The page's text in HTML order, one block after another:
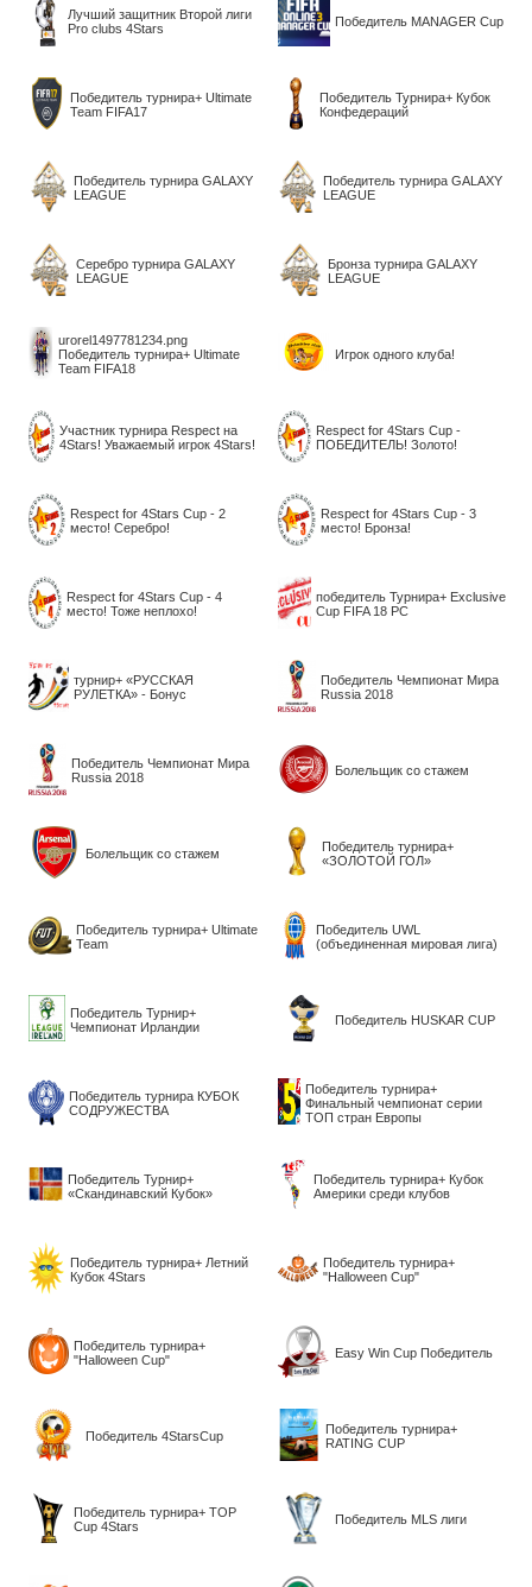
Лучший защитник Второй лиги
Pro clubs 4Stars
Победитель MANAGER Cup
Победитель турнира+ Ultimate
Team FIFA17
Победитель Турнира+ Кубок
Конфедераций
Победитель турнира GALAXY
LEAGUE
Победитель турнира GALAXY
LEAGUE
Серебро турнира GALAXY
LEAGUE
Бронза турнира GALAXY
LEAGUE
urorel1497781234.png
Победитель турнира+ Ultimate
Team FIFA18
Игрок одного клуба!
Участник турнира Respect на
4Stars! Уважаемый игрок 4Stars!
Respect for 4Stars Cup -
ПОБЕДИТЕЛЬ! Золото!
Respect for 4Stars Cup - 2
место! Серебро!
Respect for 4Stars Cup - 3
место! Бронза!
Respect for 4Stars Cup - 4
место! Тоже неплохо!
победитель Турнира+ Exclusive
Cup FIFA 18 PC
турнир+ «РУССКАЯ
РУЛЕТКА» - Бонус
Победитель Чемпионат Мира
Russia 2018
Победитель Чемпионат Мира
Russia 2018
Болельщик со стажем
Болельщик со стажем
Победитель турнира+
«ЗОЛОТОЙ ГОЛ»
Победитель турнира+ Ultimate
Team
Победитель UWL
(объединенная мировая лига)
Победитель Турнир+
Чемпионат Ирландии
Победитель HUSKAR CUP
Победитель турнира КУБОК
СОДРУЖЕСТВА
Победитель турнира+
Финальный чемпионат серии
ТОП стран Европы
Победитель Турнир+
«Скандинавский Кубок»
Победитель турнира+ Кубок
Америки среди клубов
Победитель турнира+ Летний
Кубок 4Stars
Победитель турнира+
"Halloween Cup"
Победитель турнира+
"Halloween Cup"
Easy Win Cup Победитель
Победитель 4StarsCup
Победитель турнира+
RATING CUP
Победитель турнира+ TOP
Cup 4Stars
Победитель MLS лиги